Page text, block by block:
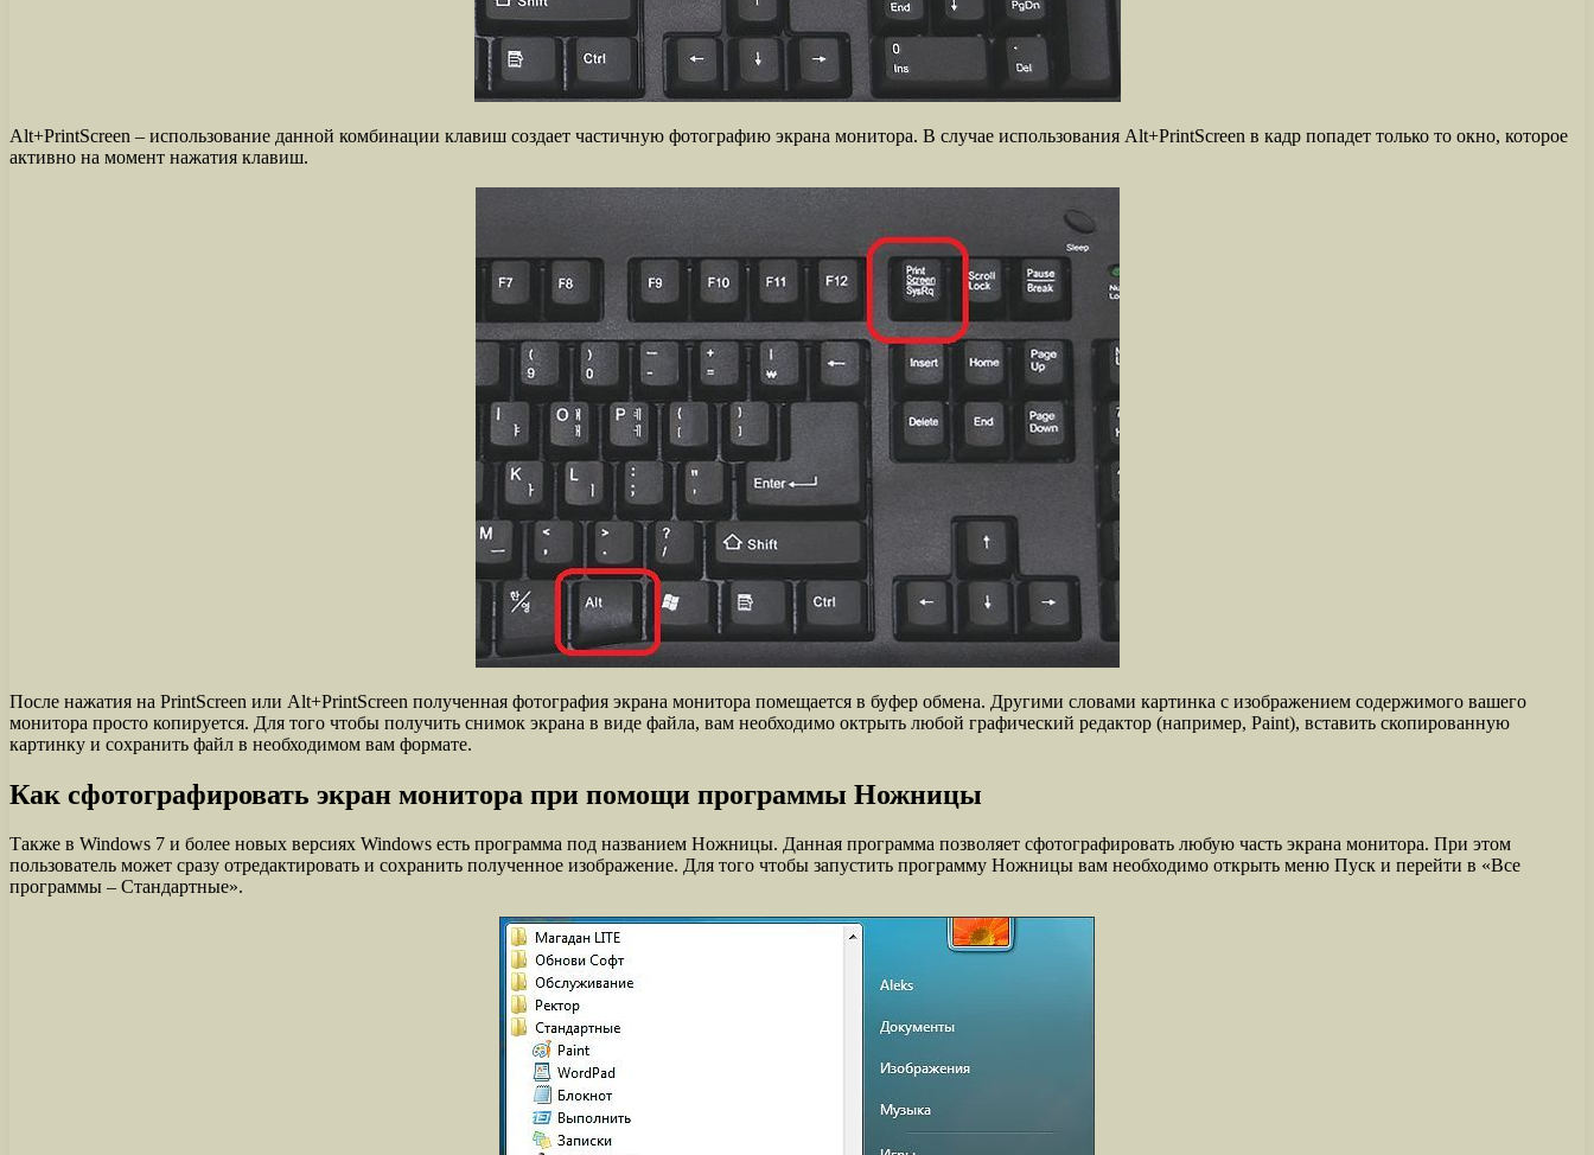
Alt+PrintScreen – использование данной комбинации клавиш создает частичную фотографию экрана монитора. В случае использования Alt+PrintScreen в кадр попадет только то окно, которое
активно на момент нажатия клавиш.
После нажатия на PrintScreen или Alt+PrintScreen полученная фотография экрана монитора помещается в буфер обмена. Другими словами картинка с изображением содержимого вашего
монитора просто копируется. Для того чтобы получить снимок экрана в виде файла, вам необходимо октрыть любой графический редактор (например, Paint), вставить скопированную
картинку и сохранить файл в необходимом вам формате.
Как сфотографировать экран монитора при помощи программы Ножницы
Также в Windows 7 и более новых версиях Windows есть программа под названием Ножницы. Данная программа позволяет сфотографировать любую часть экрана монитора. При этом
пользователь может сразу отредактировать и сохранить полученное изображение. Для того чтобы запустить программу Ножницы вам необходимо открыть меню Пуск и перейти в «Все
программы – Стандартные».